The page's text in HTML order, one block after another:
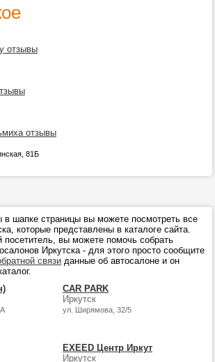
отзывы
отзывы
81Б
шапке страницы вы можете посмотреть все
которые представлены в каталоге сайта.
посетитель, вы можете помочь собрать
Иркутска - для этого просто сообщите
связи данные об автосалоне и он
CAR PARK
Иркутск
ул. Ширямова, 32/5
EXEED Центр Иркут
Иркутск